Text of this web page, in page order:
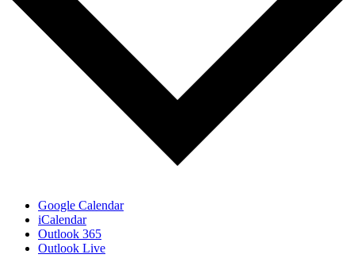
Google Calendar
iCalendar
Outlook 365
Outlook Live